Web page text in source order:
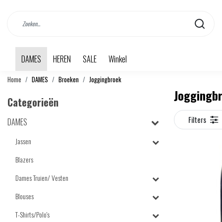
DAMES HEREN SALE Winkel
Home DAMES Broeken Joggingbroek
Categorieën
DAMES
Jassen
Blazers
Dames Truien/ Vesten
Blouses
T-Shirts/Polo's
Filters